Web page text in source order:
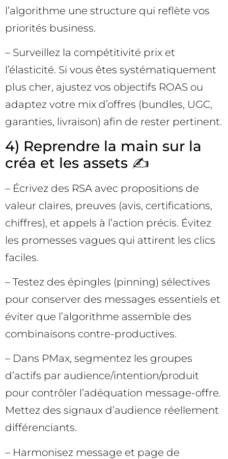
l’algorithme une structure qui reflète vos
priorités business.
– Surveillez la compétitivité prix et
l’élasticité. Si vous êtes systématiquement
plus cher, ajustez vos objectifs ROAS ou
adaptez votre mix d’offres (bundles, UGC,
garanties, livraison) afin de rester pertinent.
4) Reprendre la main sur la
créa et les assets ✍️
– Écrivez des RSA avec propositions de
valeur claires, preuves (avis, certifications,
chiffres), et appels à l’action précis. Évitez
les promesses vagues qui attirent les clics
faciles.
– Testez des épingles (pinning) sélectives
pour conserver des messages essentiels et
éviter que l’algorithme assemble des
combinaisons contre-productives.
– Dans PMax, segmentez les groupes
d’actifs par audience/intention/produit
pour contrôler l’adéquation message-offre.
Mettez des signaux d’audience réellement
différenciants.
– Harmonisez message et page de